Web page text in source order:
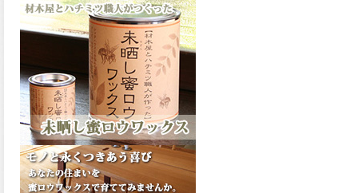
2026.03.06
ファインウレタンの使いやす
さで、低汚染形。塗料用シン
ナーで希釈できる、使いやす
さを追求したウレタン樹脂エ
ナメル、低汚染形ファインウ
レタンU100が新しく販売開始
致しました。ご購入はこちら
から。
2026.03.05
ファインウレタンの使いやす
さで、弾性形。塗料用シンナ